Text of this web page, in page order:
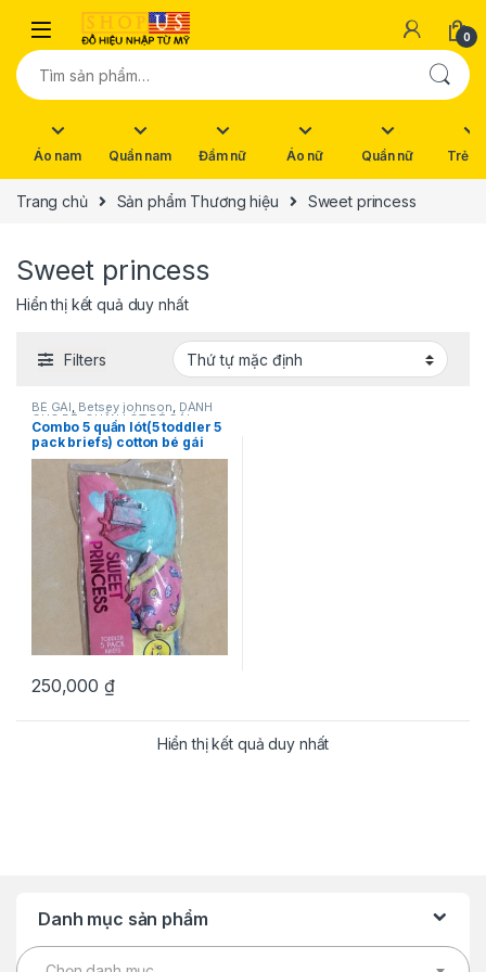
Skip to navigation
Skip to content
0
Tìm kiếm:
Áo nam Quần nam Đầm nữ Áo nữ Quần nữ Trẻ
Trang chủ Sản phẩm Thương hiệu Sweet princess
Sweet princess
Hiển thị kết quả duy nhất
Filters
BÉ GÁI, Betsey johnson, DÀNH
CHO BÉ ,QUẦN LÓT BÉ GÁI
Combo 5 quần lót(5 toddler 5
pack briefs) cotton bé gái
hiệu Sweet princess hàng mỹ
chính hãng
250,000 ₫
Hiển thị kết quả duy nhất
Danh mục sản phẩm